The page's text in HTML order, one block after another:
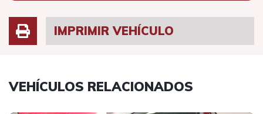
IMPRIMIR VEHÍCULO
VEHÍCULOS RELACIONADOS